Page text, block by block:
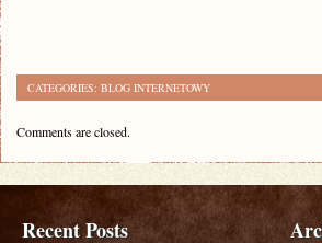
CATEGORIES: BLOG INTERNETOWY
Comments are closed.
Recent Posts